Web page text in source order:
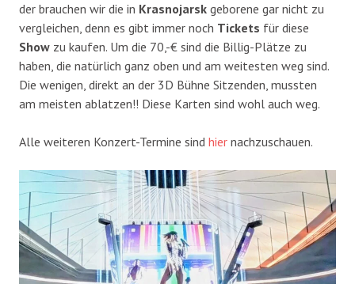
der brauchen wir die in Krasnojarsk geborene gar nicht zu
vergleichen, denn es gibt immer noch Tickets für diese
Show zu kaufen. Um die 70,-€ sind die Billig-Plätze zu
haben, die natürlich ganz oben und am weitesten weg sind.
Die wenigen, direkt an der 3D Bühne Sitzenden, mussten
am meisten ablatzen!! Diese Karten sind wohl auch weg.
Alle weiteren Konzert-Termine sind hier nachzuschauen.